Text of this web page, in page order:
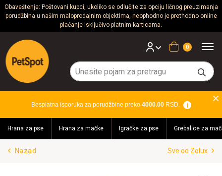
Obaveštenje: Poštovani kupci, ukoliko se odlučite za opciju ličnog preuzimanja
porudžbina u našim maloprodajnim objektima, neophodno je prethodno online
plaćanje isključivo platnim karticama.
Psi
Mačke
Glodari
Akvaristika
Teraristika
Brendovi
Korpa
Besplatna isporuka za porudžbine preko 4000.00RSD.
Hrana za pse Hrana za mačke Igračke za pse Grebalice za
Nazad Sve od Zolux